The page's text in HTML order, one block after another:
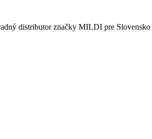
distributor značky MILDI pre